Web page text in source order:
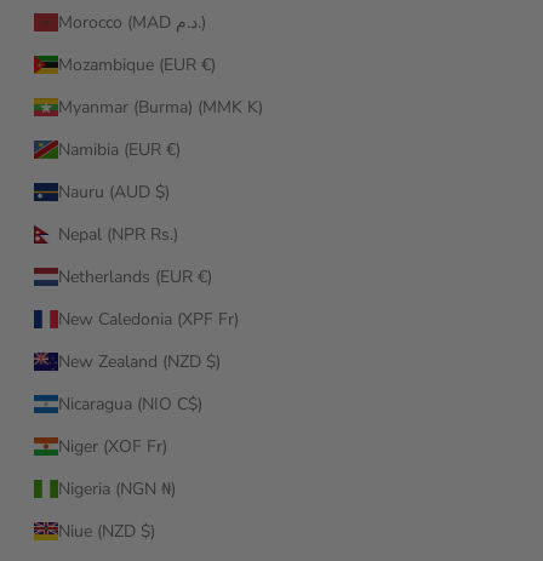
Morocco (MAD د.م.)
Mozambique (EUR €)
Myanmar (Burma) (MMK K)
Namibia (EUR €)
Nauru (AUD $)
Nepal (NPR Rs.)
Netherlands (EUR €)
New Caledonia (XPF Fr)
New Zealand (NZD $)
Nicaragua (NIO C$)
Niger (XOF Fr)
Nigeria (NGN ₦)
Niue (NZD $)